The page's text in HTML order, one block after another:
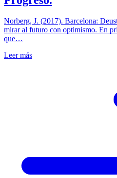
Norberg, J. (2017). Barcelona:
mirar al futuro con optimismo. En
que…
Leer más